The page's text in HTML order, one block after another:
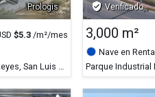
Prologis
$5.3 /m²/mes
verified_user Verificado
3,000 m²
Nave en Renta